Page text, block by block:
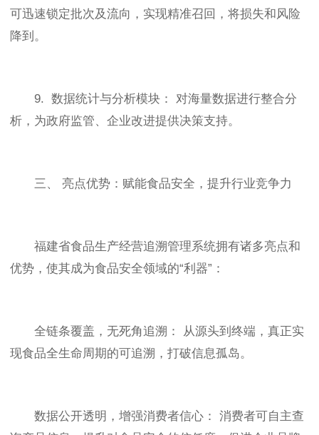
可迅速锁定批次及流向，实现精准召回，将损失和风险
降到。
9. 数据统计与分析模块： 对海量数据进行整合分
析，为政府监管、企业改进提供决策支持。
三、 亮点优势：赋能食品安全，提升行业竞争力
福建省食品生产经营追溯管理系统拥有诸多亮点和
优势，使其成为食品安全领域的“利器”：
全链条覆盖，无死角追溯： 从源头到终端，真正实
现食品全生命周期的可追溯，打破信息孤岛。
数据公开透明，增强消费者信心： 消费者可自主查